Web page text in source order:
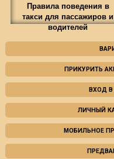
Правила поведения в
такси для пассажиров и
водителей
ПРИКУРИТЬ
ВХОД
ЛИЧНЫЙ
МОБИЛЬНОЕ